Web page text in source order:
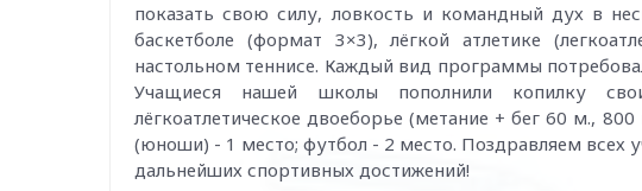
показать свою силу, ловкость и командный дух в
баскетболе (формат 3×3), лёгкой атлетике
настольном теннисе. Каждый вид программы
Учащиеся нашей школы пополнили копилку
лёгкоатлетическое двоеборье (метание + бег 60 м.,
(юноши) - 1 место; футбол - 2 место. Поздравляем всех
дальнейших спортивных достижений!